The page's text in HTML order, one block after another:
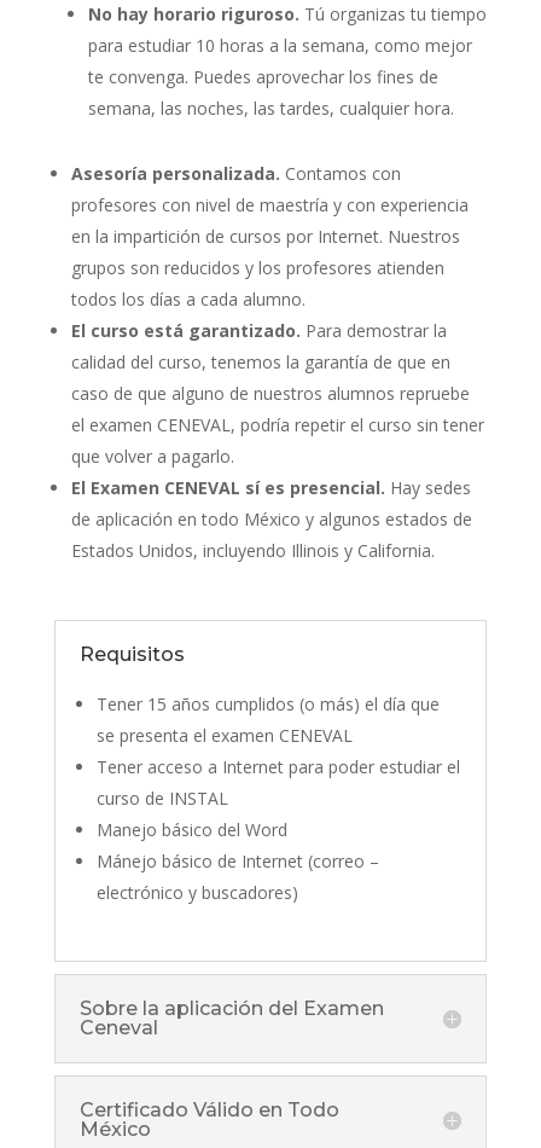
No hay horario riguroso. Tú organizas tu tiempo
para estudiar 10 horas a la semana, como mejor
te convenga. Puedes aprovechar los fines de
semana, las noches, las tardes, cualquier hora.
Asesoría personalizada. Contamos con
profesores con nivel de maestría y con experiencia
en la impartición de cursos por Internet. Nuestros
grupos son reducidos y los profesores atienden
todos los días a cada alumno.
El curso está garantizado. Para demostrar la
calidad del curso, tenemos la garantía de que en
caso de que alguno de nuestros alumnos repruebe
el examen CENEVAL, podría repetir el curso sin tener
que volver a pagarlo.
El Examen CENEVAL sí es presencial. Hay sedes
de aplicación en todo México y algunos estados de
Estados Unidos, incluyendo Illinois y California.
Requisitos
Tener 15 años cumplidos (o más) el día que
se presenta el examen CENEVAL
Tener acceso a Internet para poder estudiar el
curso de INSTAL
Manejo básico del Word
Mánejo básico de Internet (correo –
electrónico y buscadores)
Sobre la aplicación del Examen
Ceneval
Certificado Válido en Todo
México